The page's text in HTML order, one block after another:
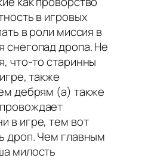
в игровых
в роли миссия в
снегопад дропа. Не
что-то старинны
также
дебрям (а) также
в игре, тем вот
дроп. Чем главным
милость